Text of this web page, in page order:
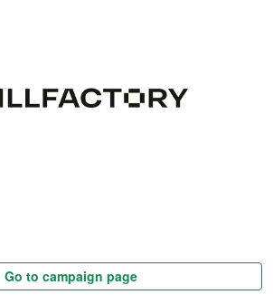
Go to campaign page